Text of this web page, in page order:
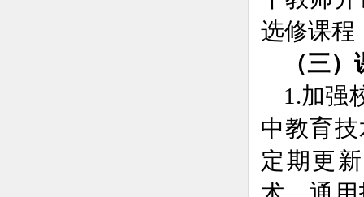
选修课程
（三
1.加强
中教育
定期更